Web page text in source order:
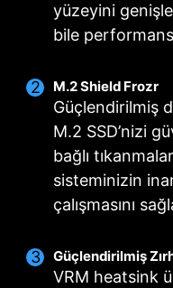
yüzeyini
bile
M.2 Shield Frozr
Güçlendirilmiş
M.2 SSD’nizi
bağlı
sisteminizin
çalışmasını
Güçlendirilmiş
VRM heatsink